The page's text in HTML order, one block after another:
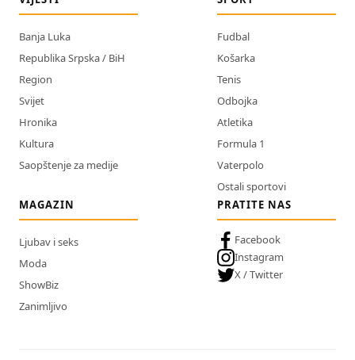
Banja Luka
Republika Srpska / BiH
Region
Svijet
Hronika
Kultura
Saopštenje za medije
Fudbal
Košarka
Tenis
Odbojka
Atletika
Formula 1
Vaterpolo
Ostali sportovi
MAGAZIN
Ljubav i seks
Moda
ShowBiz
Zanimljivo
PRATITE NAS
Facebook
Instagram
X / Twitter